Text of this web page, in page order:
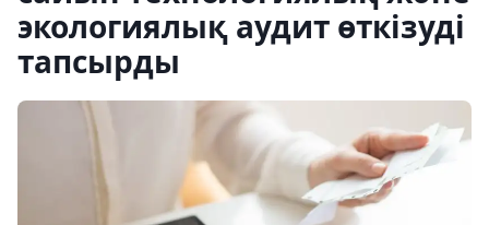
экологиялық аудит өткізуді
тапсырды